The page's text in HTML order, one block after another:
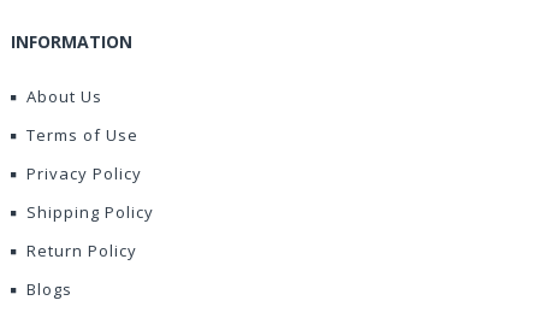
INFORMATION
About Us
Terms of Use
Privacy Policy
Shipping Policy
Return Policy
Blogs